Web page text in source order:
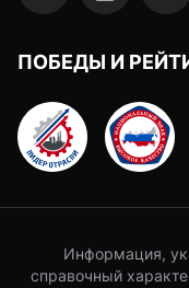
ПОБЕДЫ И
Информация,
справочный